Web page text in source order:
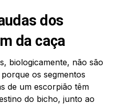
dos
da caça
biologicamente, não são
os segmentos
de um escorpião têm
do bicho, junto ao